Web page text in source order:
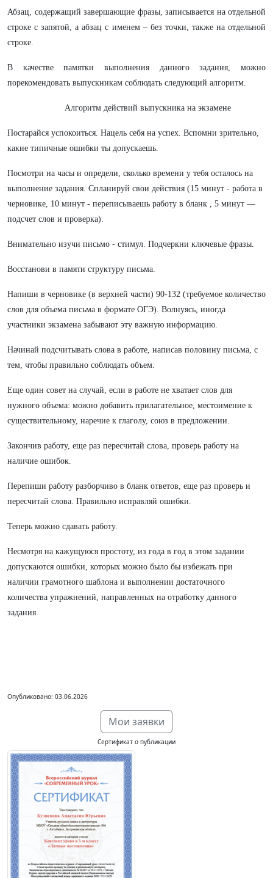
Абзац, содержащий завершающие фразы, записывается на отдельной
строке с запятой, а абзац с именем – без точки, также на отдельной
строке.
В качестве памятки выполнения данного задания, можно
порекомендовать выпускникам соблюдать следующий алгоритм.
Алгоритм действий выпускника на экзамене
Постарайся успокоиться. Нацель себя на успех. Вспомни зрительно,
какие типичные ошибки ты допускаешь.
Посмотри на часы и определи, сколько времени у тебя осталось на
выполнение задания. Спланируй свои действия (15 минут - работа в
черновике, 10 минут - переписываешь работу в бланк , 5 минут —
подсчет слов и проверка).
Внимательно изучи письмо - стимул. Подчеркни ключевые фразы.
Восстанови в памяти структуру письма.
Напиши в черновике (в верхней части) 90-132 (требуемое количество
слов для объема письма в формате ОГЭ). Волнуясь, иногда
участники экзамена забывают эту важную информацию.
Начинай подсчитывать слова в работе, написав половину письма, с
тем, чтобы правильно соблюдать объем.
Еще один совет на случай, если в работе не хватает слов для
нужного объема: можно добавить прилагательное, местоимение к
существительному, наречие к глаголу, союз в предложении.
Закончив работу, еще раз пересчитай слова, проверь работу на
наличие ошибок.
Перепиши работу разборчиво в бланк ответов, еще раз проверь и
пересчитай слова. Правильно исправляй ошибки.
Теперь можно сдавать работу.
Несмотря на кажущуюся простоту, из года в год в этом задании
допускаются ошибки, которых можно было бы избежать при
наличии грамотного шаблона и выполнении достаточного
количества упражнений, направленных на отработку данного
задания.
Опубликовано: 03.06.2026
Мои заявки
Сертификат о публикации